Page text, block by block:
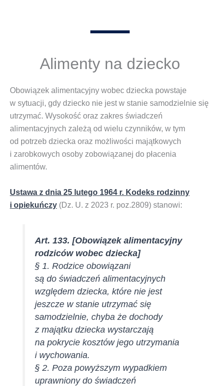
Alimenty na dziecko
Obowiązek alimentacyjny wobec dziecka powstaje
w sytuacji, gdy dziecko nie jest w stanie samodzielnie się
utrzymać. Wysokość oraz zakres świadczeń
alimentacyjnych zależą od wielu czynników, w tym
od potrzeb dziecka oraz możliwości majątkowych
i zarobkowych osoby zobowiązanej do płacenia
alimentów.
Ustawa z dnia 25 lutego 1964 r. Kodeks rodzinny
i opiekuńczy (Dz. U. z 2023 r. poz.2809) stanowi:
Art. 133. [Obowiązek alimentacyjny
rodziców wobec dziecka]
§ 1. Rodzice obowiązani
są do świadczeń alimentacyjnych
względem dziecka, które nie jest
jeszcze w stanie utrzymać się
samodzielnie, chyba że dochody
z majątku dziecka wystarczają
na pokrycie kosztów jego utrzymania
i wychowania.
§ 2. Poza powyższym wypadkiem
uprawniony do świadczeń